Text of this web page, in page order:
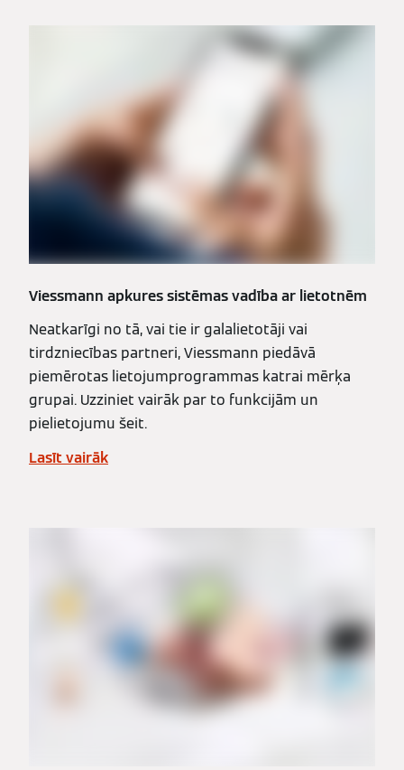
Viessmann apkures sistēmas vadība ar lietotnēm
Neatkarīgi no tā, vai tie ir galalietotāji vai
tirdzniecības partneri, Viessmann piedāvā
piemērotas lietojumprogrammas katrai mērķa
grupai. Uzziniet vairāk par to funkcijām un
pielietojumu šeit.
Lasīt vairāk